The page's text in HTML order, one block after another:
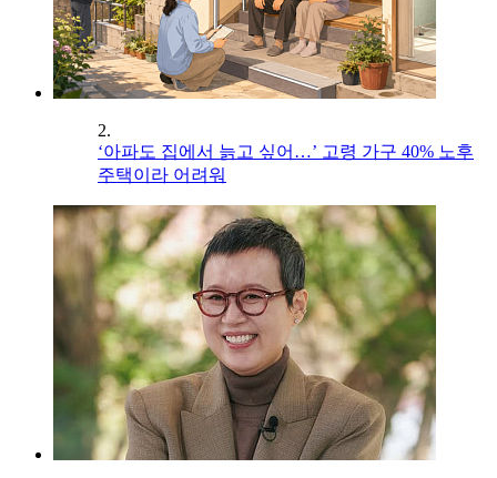
2.
‘아파도 집에서 늙고 싶어…’ 고령 가구 40% 노후
주택이라 어려워